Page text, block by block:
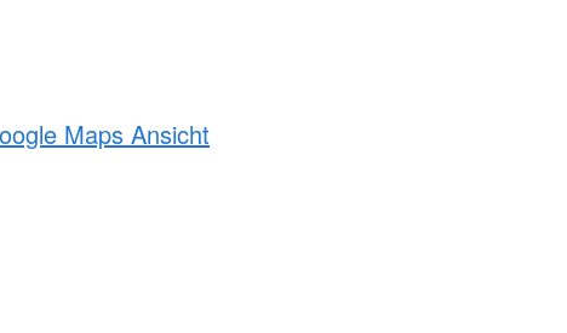
Maps Ansicht